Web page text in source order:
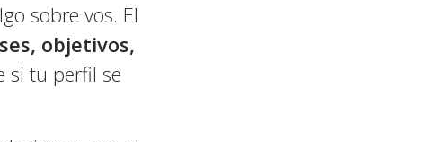
sobre vos. El
objetivos,
si tu perfil se